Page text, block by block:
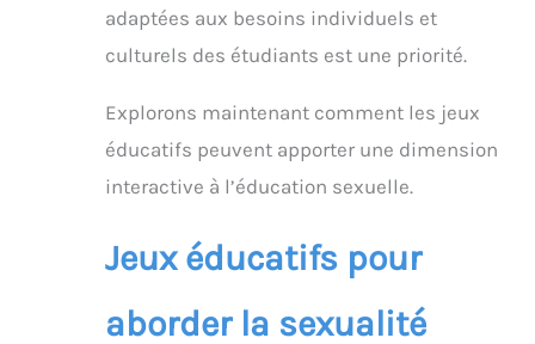
adaptées aux besoins individuels et
culturels des étudiants est une priorité.
Explorons maintenant comment les jeux
éducatifs peuvent apporter une dimension
interactive à l’éducation sexuelle.
Jeux éducatifs pour
aborder la sexualité